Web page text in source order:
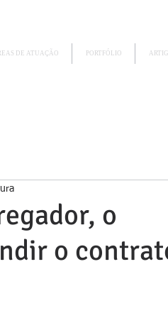
DE ATUAÇÃO PORTFÓLIO
o
o